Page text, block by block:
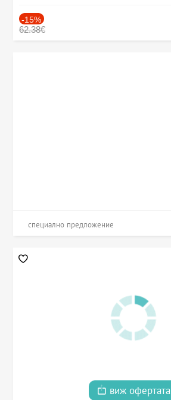
-15%
62.38€
специално предложение
виж офертата